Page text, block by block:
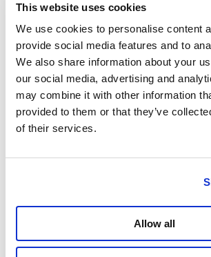
This website uses cookies
We use cookies to personalise content
provide social media features and to
We also share information about your
our social media, advertising and
may combine it with other information
provided to them or that they’ve
of their services.
Allow all
Europa daarentegen wordt
continent van vazalstaten. Landen die
moeten volgen: Amerikaanse wapens
privacyregels die burgers
het de Amerikaanse Big Tech-
maken…en uiteraard afhankelijk
Verenigde Staten op het gebied van
industrie, enz. Trump wil zelfs
bereiken, steunt hij openlijk
Europa, dat zijn strategie verdedigt
breken. Hij gebruikt daarbij het
mensen te verdelen en